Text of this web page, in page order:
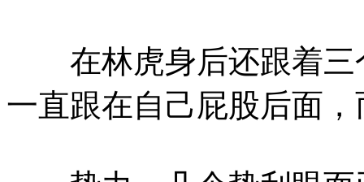
在林虎身后还跟着三
一直跟在自己屁股后面